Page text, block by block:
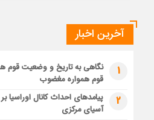
آخرین اخبار
1
نگاهی به تاریخ و وضعیت قوم
قوم همواره مغضوب
2
پیامدهای احداث کانال اوراسیا
آسیای مرکزی